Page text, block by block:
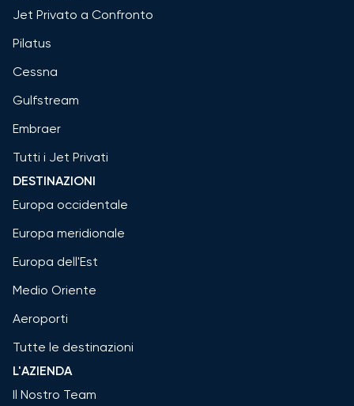
Jet Privato a Confronto
Pilatus
Cessna
Gulfstream
Embraer
Tutti i Jet Privati
DESTINAZIONI
Europa occidentale
Europa meridionale
Europa dell'Est
Medio Oriente
Aeroporti
Tutte le destinazioni
L'AZIENDA
Il Nostro Team